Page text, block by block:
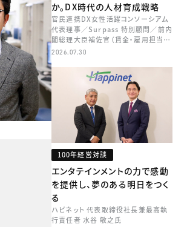
か。DX時代の人材育成戦略
官民連携DX女性活躍コンソーシアム
代表理事／Surpass 特別顧問／前内
閣総理大臣補佐官（賃金・雇用担当）
矢田 稚子
2026.07.30
100年経営対談
エンタテインメントの力で感動
を提供し、夢のある明日をつく
る
ハピネット 代表取締役社長兼最高執
行責任者 水谷 敏之氏